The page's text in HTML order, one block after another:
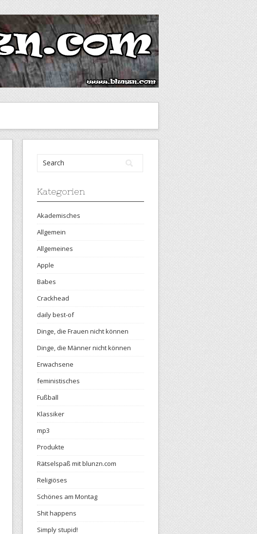
Kategorien
Akademisches
Allgemein
Allgemeines
Apple
Babes
Crackhead
daily best-of
Dinge, die Frauen nicht können
Dinge, die Männer nicht können
Erwachsene
feministisches
Fußball
Klassiker
mp3
Produkte
Rätselspaß mit blunzn.com
Religiöses
Schönes am Montag
Shit happens
Simply stupid!